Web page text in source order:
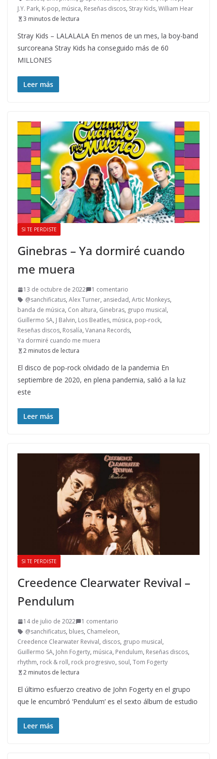
J.Y. Park, K-pop, música, Reseñas discos, Stray Kids, William Hear
3 minutos de lectura
Stray Kids – LALALALA En menos de un mes, la boy-band
surcoreana Stray Kids ha conseguido más de 60
MILLONES
Leer más
SI TE PERDISTE
Ginebras – Ya dormiré cuando
me muera
13 de octubre de 2022
1 comentario
@sanchificatus, Alex Turner, ansiedad, Artic Monkeys,
banda de música, Con altura, Ginebras, grupo musical,
Guillermo SA, J Balvin, Los Beatles, música, pop-rock,
Reseñas discos, Rosalía, Vanana Records,
Ya dormiré cuando me muera
2 minutos de lectura
El disco de pop-rock olvidado de la pandemia En
septiembre de 2020, en plena pandemia, salió a la luz
este
Leer más
SI TE PERDISTE
Creedence Clearwater Revival –
Pendulum
14 de julio de 2022
1 comentario
@sanchificatus, blues, Chameleon,
Creedence Clearwater Revival, discos, grupo musical,
Guillermo SA, John Fogerty, música, Pendulum, Reseñas discos,
rhythm, rock & roll, rock progresivo, soul, Tom Fogerty
2 minutos de lectura
El último esfuerzo creativo de John Fogerty en el grupo
que le encumbró ‘Pendulum’ es el sexto álbum de estudio
Leer más